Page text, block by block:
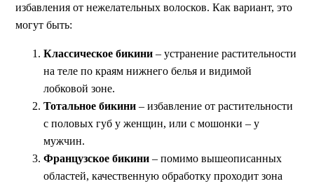
избавления от нежелательных волосков. Как вариант, это
могут быть:
Классическое бикини – устранение растительности
на теле по краям нижнего белья и видимой
лобковой зоне.
Тотальное бикини – избавление от растительности
с половых губ у женщин, или с мошонки – у
мужчин.
Французское бикини – помимо вышеописанных
областей, качественную обработку проходит зона